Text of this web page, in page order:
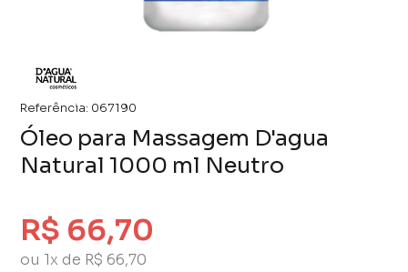
Referência: 067190
Óleo para Massagem D'agua
Natural 1000 ml Neutro
R$ 66,70
ou 1x de R$ 66,70